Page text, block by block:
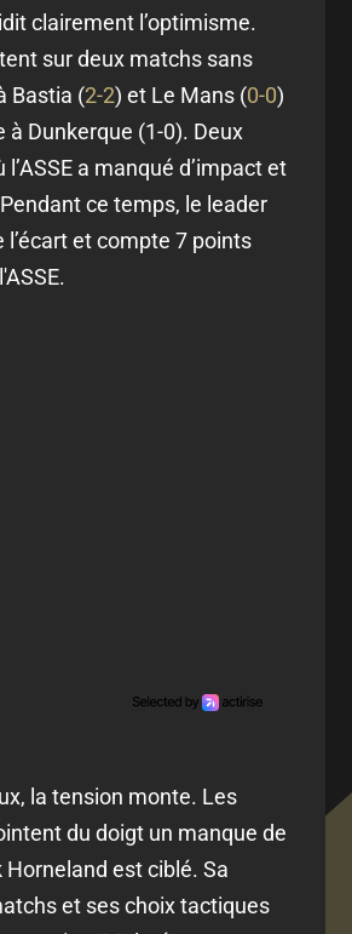
clairement l’optimisme.
sur deux matchs sans
Bastia (2-2) et Le Mans (0-0)
à Dunkerque (1-0). Deux
a manqué d’impact et
ce temps, le leader
l’écart et compte 7 points
la tension monte. Les
du doigt un manque de
Horneland est ciblé. Sa
et ses choix tactiques